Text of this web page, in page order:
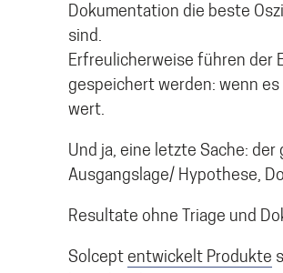
Dokumentation die beste
sind.
Erfreulicherweise führen der
gespeichert werden: wenn
wert.
Und ja, eine letzte Sache:
Ausgangslage/ Hypothese,
Resultate ohne Triage und
Solcept entwickelt Produkte